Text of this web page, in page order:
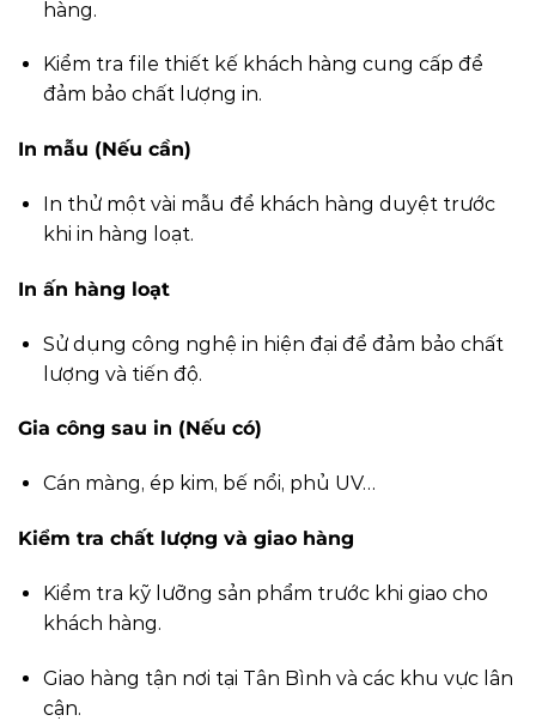
hàng.
Kiểm tra file thiết kế khách hàng cung cấp để
đảm bảo chất lượng in.
In mẫu (Nếu cần)
In thử một vài mẫu để khách hàng duyệt trước
khi in hàng loạt.
In ấn hàng loạt
Sử dụng công nghệ in hiện đại để đảm bảo chất
lượng và tiến độ.
Gia công sau in (Nếu có)
Cán màng, ép kim, bế nổi, phủ UV…
Kiểm tra chất lượng và giao hàng
Kiểm tra kỹ lưỡng sản phẩm trước khi giao cho
khách hàng.
Giao hàng tận nơi tại Tân Bình và các khu vực lân
cận.